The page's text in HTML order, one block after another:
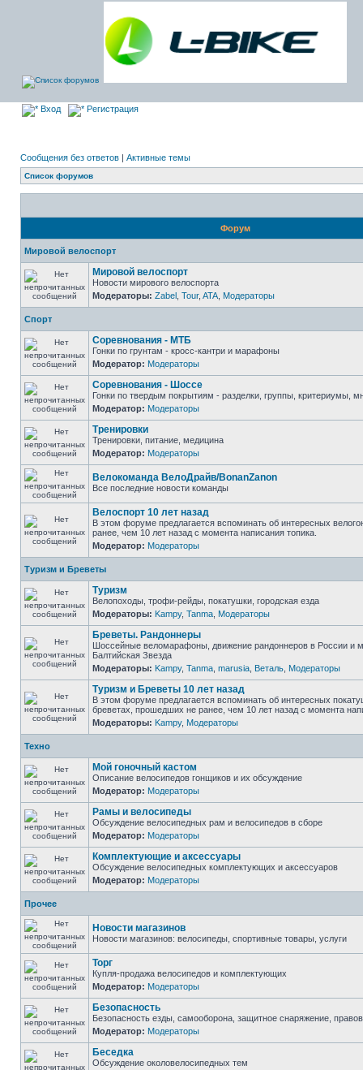
Вход Регистрация
Сообщения без ответов | Активные темы
Список форумов
Форум
Мировой велоспорт
Мировой велоспорт
Новости мирового велоспорта
Модераторы: Zabel Tour, ATA Модераторы
Спорт
Соревнования - МТБ
Гонки по грунтам - кросс-кантри и марафоны
Модератор: Модераторы
Соревнования - Шоссе
Гонки по твердым покрытиям - разделки, группы, критериумы,
Модератор: Модераторы
Тренировки
Тренировки, питание, медицина
Модератор: Модераторы
Велокоманда ВелоДрайв/BonanZanon
Все последние новости команды
Велоспорт 10 лет назад
В этом форуме предлагается вспоминать об интересных
ранее, чем 10 лет назад с момента написания топика.
Модератор: Модераторы
Туризм и Бреветы
Туризм
Велопоходы, трофи-рейды, покатушки, городская езда
Модераторы: Kampy, Tanma Модераторы
Бреветы. Рандоннеры
Шоссейные веломарафоны, движение рандоннеров в России и
Балтийская Звезда
Модераторы: Kampy, Tanma marusia Веталь Модераторы
Туризм и Бреветы 10 лет назад
В этом форуме предлагается вспоминать об интересных
бреветах, прошедших не ранее, чем 10 лет назад с момента
Модераторы: Kampy, Модераторы
Техно
Мой гоночный кастом
Описание велосипедов гонщиков и их обсуждение
Модератор: Модераторы
Рамы и велосипеды
Обсуждение велосипедных рам и велосипедов в сборе
Модератор: Модераторы
Комплектующие и аксессуары
Обсуждение велосипедных комплектующих и аксессуаров
Модератор: Модераторы
Прочее
Новости магазинов
Новости магазинов: велосипеды, спортивные товары, услуги
Торг
Купля-продажа велосипедов и комплектующих
Модератор: Модераторы
Безопасность
Безопасность езды, самооборона, защитное снаряжение,
Модератор: Модераторы
Беседка
Обсуждение околовелосипедных тем